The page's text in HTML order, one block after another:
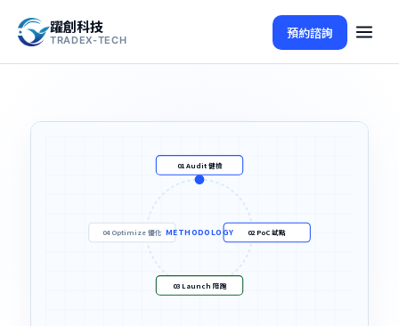
躍創科技
TRADEX-TECH 預約諮詢
01 Audit 健檢
02 PoC 試點
03 Launch 陪跑
04 Optimize 優化 METHODOLOGY